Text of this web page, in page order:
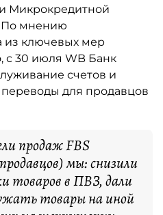
Микрокредитной
По мнению
из ключевых мер
с 30 июля WB Банк
счетов и
для продавцов
продаж FBS
мы: снизили
товаров в ПВЗ, дали
товары на иной